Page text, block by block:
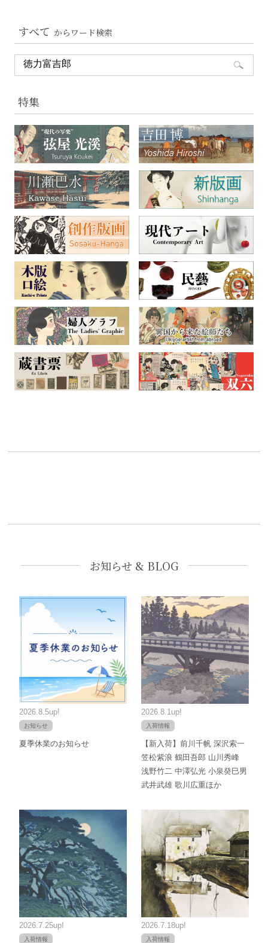
すべて からワード検索
特集
お知らせ & BLOG
2026.8.5up!
お知らせ
夏季休業のお知らせ
2026.8.1up!
入荷情報
【新入荷】前川千帆 深沢索一
笠松紫浪 鶴田吾郎 山川秀峰
浅野竹二 中澤弘光 小泉癸巳男
武井武雄 歌川広重ほか
2026.7.25up!
入荷情報
2026.7.18up!
入荷情報